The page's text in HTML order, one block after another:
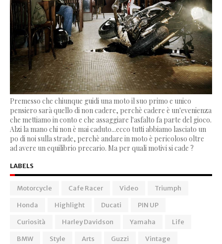
Premesso che chiunque guidi una moto il suo primo e unico
pensiero sarà quello di non cadere, perchè cadere è un'evenienza
che mettiamo in conto e che assaggiare l'asfalto fa parte del gioco.
Alzi la mano chi non è mai caduto...ecco tutti abbiamo lasciato un
po di noi sulla strade, perchè andare in moto è pericoloso oltre
ad avere un equilibrio precario. Ma per quali motivi si cade ?
LABELS
Motorcycle Cafe Racer Video
Triumph
Honda
Highlight Ducati
PIN UP
Curiosità
Harley Davidson Yamaha
Life
BMW
Style Arts Guzzi
Vintage